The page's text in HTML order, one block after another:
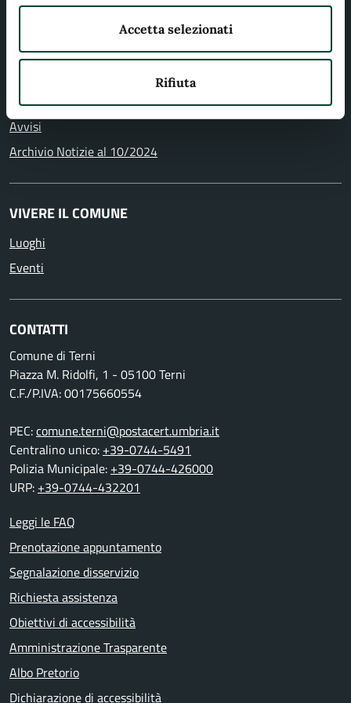
Accetta selezionati
Rifiuta
NOVITÀ
Comunicati
Avvisi
Archivio Notizie al 10/2024
VIVERE IL COMUNE
Luoghi
Eventi
CONTATTI
Comune di Terni
Piazza M. Ridolfi, 1 - 05100 Terni
C.F./P.IVA: 00175660554
PEC:comune.terni@postacert.umbria.it
Centralino unico: +39-0744-5491
Polizia Municipale: +39-0744-426000
URP: +39-0744-432201
Leggi le FAQ
Prenotazione appuntamento
Segnalazione disservizio
Richiesta assistenza
Obiettivi di accessibilità
Amministrazione Trasparente
Albo Pretorio
Dichiarazione di accessibilità